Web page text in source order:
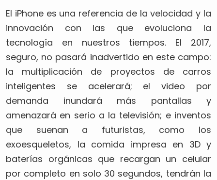
El iPhone es una referencia de la velocidad y la
innovación con las que evoluciona la
tecnología en nuestros tiempos. El 2017,
seguro, no pasará inadvertido en este campo:
la multiplicación de proyectos de carros
inteligentes se acelerará; el video por
demanda inundará más pantallas y
amenazará en serio a la televisión; e inventos
que suenan a futuristas, como los
exoesqueletos, la comida impresa en 3D y
baterías orgánicas que recargan un celular
por completo en solo 30 segundos, tendrán la